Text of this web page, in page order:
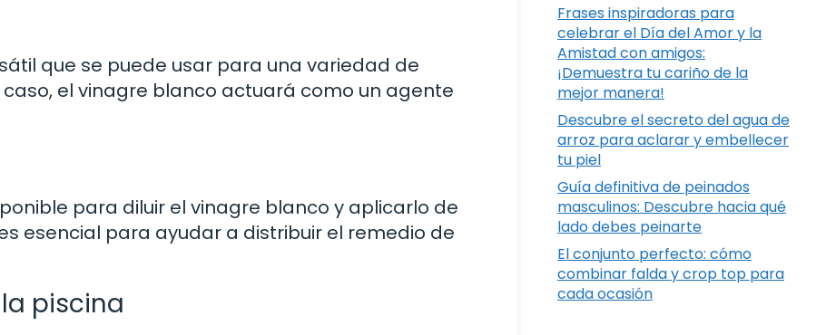
que se puede usar para una variedad de
el vinagre blanco actuará como un agente
para diluir el vinagre blanco y aplicarlo de
esencial para ayudar a distribuir el remedio de
piscina
Frases inspiradoras para
celebrar el Día del Amor y la
Amistad con amigos:
¡Demuestra tu cariño de la
mejor manera!
Descubre el secreto del agua de
arroz para aclarar y embellecer
tu piel
Guía definitiva de peinados
masculinos: Descubre hacia qué
lado debes peinarte
El conjunto perfecto: cómo
combinar falda y crop top para
cada ocasión